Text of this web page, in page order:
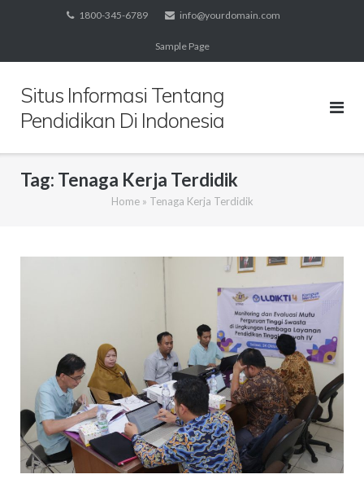
1800-345-6789 info@yourdomain.com
Sample Page
Situs Informasi Tentang
Pendidikan Di Indonesia
Tag: Tenaga Kerja Terdidik
Home» Tenaga Kerja Terdidik